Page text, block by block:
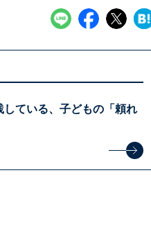
している、子どもの「頼れ